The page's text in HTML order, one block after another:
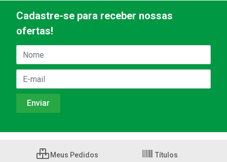
Cadastre-se para receber nossas
ofertas!
Meus Pedidos Títulos